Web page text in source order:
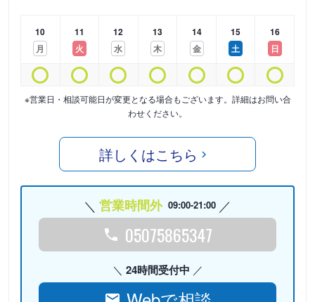
10
月
11
火
12
水
13
木
14
金
15
土
16
日
※営業日・相談可能日が変更となる場合もございます。詳細はお問い合
わせください。
詳しくはこちら
営業時間外 09:00-21:00
05075865347
24時間受付中